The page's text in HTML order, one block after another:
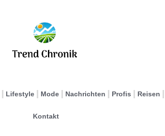
Lifestyle Mode Nachrichten Profis Reisen
Kontakt